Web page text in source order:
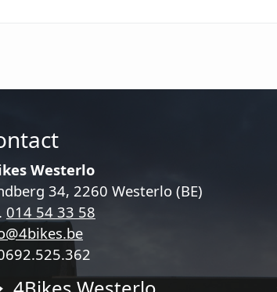
Westerlo
34, 2260 Westerlo (BE)
014 54 33 58